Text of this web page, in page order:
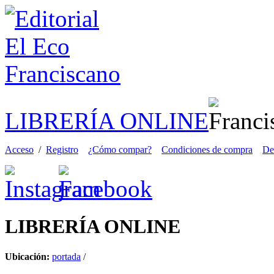
LIBRERÍA ONLINE
Acceso / Registro ¿Cómo compar? Condiciones de compra
LIBRERÍAONLINE
Ubicación: portada /